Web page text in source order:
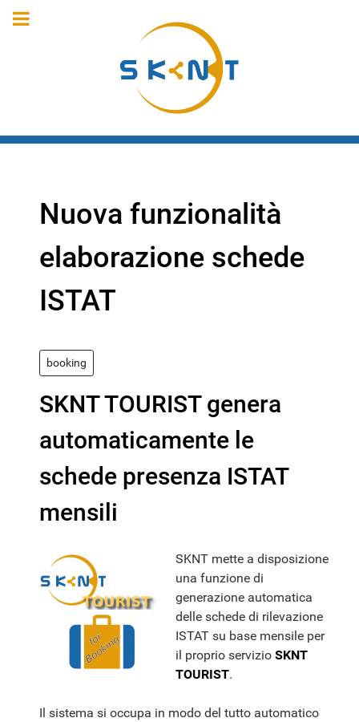
Nuova funzionalità
elaborazione schede
ISTAT
booking
SKNT TOURIST genera
automaticamente le
schede presenza ISTAT
mensili
SKNT mette a disposizione
una funzione di
generazione automatica
delle schede di rilevazione
ISTAT su base mensile per
il proprio servizio SKNT
TOURIST.
Il sistema si occupa in modo del tutto automatico